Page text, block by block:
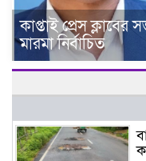
কাপ্তাই প্রেস
মারমা নির্বাচিত